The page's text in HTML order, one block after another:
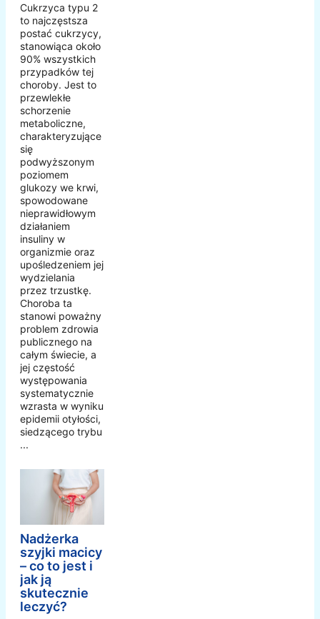
Cukrzyca typu 2
to najczęstsza
postać cukrzycy,
stanowiąca około
90% wszystkich
przypadków tej
choroby. Jest to
przewlekłe
schorzenie
metaboliczne,
charakteryzujące
się
podwyższonym
poziomem
glukozy we krwi,
spowodowane
nieprawidłowym
działaniem
insuliny w
organizmie oraz
upośledzeniem jej
wydzielania
przez trzustkę.
Choroba ta
stanowi poważny
problem zdrowia
publicznego na
całym świecie, a
jej częstość
występowania
systematycznie
wzrasta w wyniku
epidemii otyłości,
siedzącego trybu
...
Nadżerka
szyjki macicy
– co to jest i
jak ją
skutecznie
leczyć?